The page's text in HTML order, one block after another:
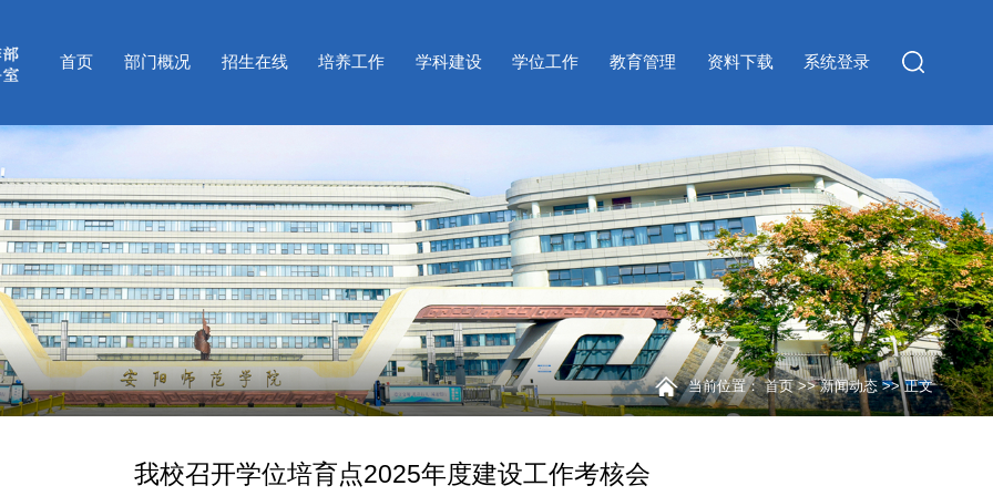
首页 部门概况 招生在线 培养工作 学科建设 学位工作 教育管理 资料下载 系统登录
当前位置： 首页>>新闻动态>> 正文
我校召开学位培育点2025年度建设工作考核会